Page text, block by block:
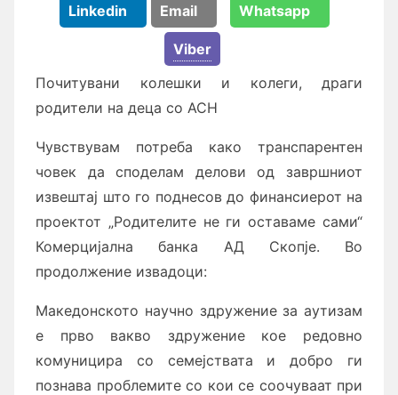
Linkedin Email Whatsapp
Viber
Почитувани колешки и колеги, драги
родители на деца со АСН
Чувствувам потреба како транспарентен
човек да споделам делови од завршниот
извештај што го поднесов до финансиерот на
проектот „Родителите не ги оставаме сами“
Комерцијална банка АД Скопје. Во
продолжение извадоци:
Македонското научно здружение за аутизам
е прво вакво здружение кое редовно
комуницира со семејствата и добро ги
познава проблемите со кои се соочуваат при